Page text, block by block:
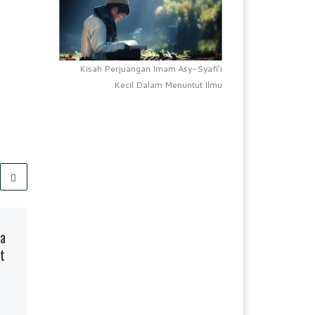
Kisah Perjuangan Imam Asy-Syafi’i
Kecil Dalam Menuntut Ilmu